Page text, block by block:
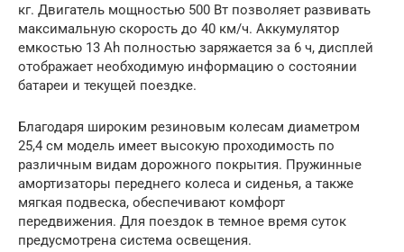
кг. Двигатель мощностью 500 Вт позволяет развивать
максимальную скорость до 40 км/ч. Аккумулятор
емкостью 13 Ah полностью заряжается за 6 ч, дисплей
отображает необходимую информацию о состоянии
батареи и текущей поездке.
Благодаря широким резиновым колесам диаметром
25,4 см модель имеет высокую проходимость по
различным видам дорожного покрытия. Пружинные
амортизаторы переднего колеса и сиденья, а также
мягкая подвеска, обеспечивают комфорт
передвижения. Для поездок в темное время суток
предусмотрена система освещения.